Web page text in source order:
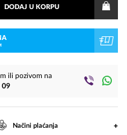
DODAJ U KORPU
ili pozivom na
09
Načini plaćanja +